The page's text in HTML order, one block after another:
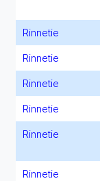
Rinnetie
Rinnetie
Rinnetie
Rinnetie
Rinnetie
Rinnetie